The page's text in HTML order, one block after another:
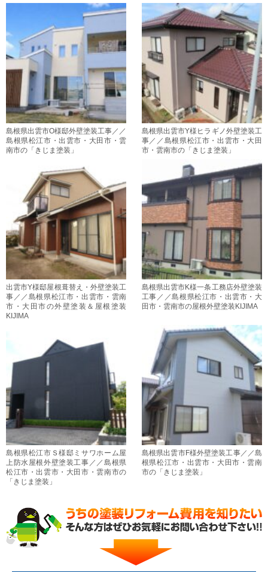
島根県出雲市O様邸外壁塗装工事／／
島根県松江市・出雲市・大田市・雲
南市の「きじま塗装」
島根県出雲市Y様ヒラギノ外壁塗装工
事／／島根県松江市・出雲市・大田
市・雲南市の「きじま塗装」
出雲市Y様邸屋根葺替え・外壁塗装工
事／／島根県松江市・出雲市・雲南
市・大田市の外壁塗装＆屋根塗装
KIJIMA
島根県出雲市K様一条工務店外壁塗装
工事／／島根県松江市・出雲市・大
田市・雲南市の屋根外壁塗装KIJIMA
島根県松江市Ｓ様邸ミサワホーム屋
上防水屋根外壁塗装工事／／島根県
松江市・出雲市・大田市・雲南市の
「きじま塗装」
島根県出雲市F様外壁塗装工事／／島
根県松江市・出雲市・大田市・雲南
市の「きじま塗装」